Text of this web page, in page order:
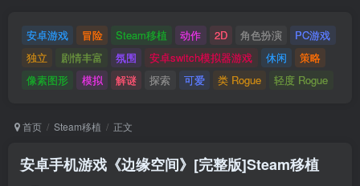
安卓游戏 冒险 Steam移植 动作 2D 角色扮演
PC游戏
独立
剧情丰富 氛围 安卓switch模拟器游戏 休闲
策略
像素图形
模拟 解谜 探索 可爱 类 Rogue 轻度 Rogue
首页 Steam移植 正文
安卓手机游戏《边缘空间》[完整版]Steam移植